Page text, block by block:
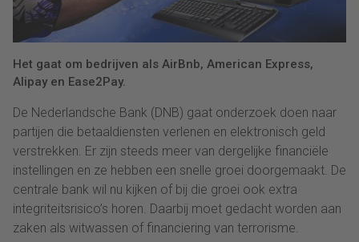
Het gaat om bedrijven als AirBnb, American Express,
Alipay en Ease2Pay.
De Nederlandsche Bank (DNB) gaat onderzoek doen naar
partijen die betaaldiensten verlenen en elektronisch geld
verstrekken. Er zijn steeds meer van dergelijke financiële
instellingen en ze hebben een snelle groei doorgemaakt. De
centrale bank wil nu kijken of bij die groei ook extra
integriteitsrisico’s horen. Daarbij moet gedacht worden aan
zaken als witwassen of financiering van terrorisme.